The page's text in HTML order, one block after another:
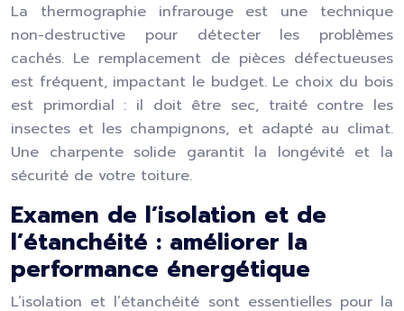
La thermographie infrarouge est une technique
non-destructive pour détecter les problèmes
cachés. Le remplacement de pièces défectueuses
est fréquent, impactant le budget. Le choix du bois
est primordial : il doit être sec, traité contre les
insectes et les champignons, et adapté au climat.
Une charpente solide garantit la longévité et la
sécurité de votre toiture.
Examen de l’isolation et de
l’étanchéité : améliorer la
performance énergétique
L’isolation et l’étanchéité sont essentielles pour la